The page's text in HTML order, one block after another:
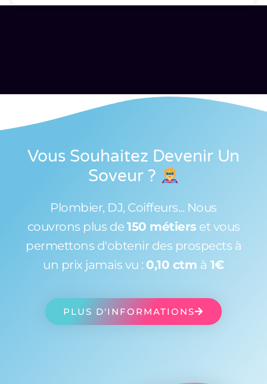
Vous Souhaitez Devenir Un
Soveur ?
Plombier, DJ, Coiffeurs... Nous
couvrons plus de 150 métiers et vous
permettons d'obtenir des prospects à
un prix jamais vu : 0,10 ctm à 1€
PLUS D'INFORMATIONS